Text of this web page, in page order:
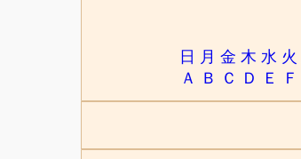
日 月 金 木 水 火
Ａ
Ｂ Ｃ Ｄ Ｅ Ｆ